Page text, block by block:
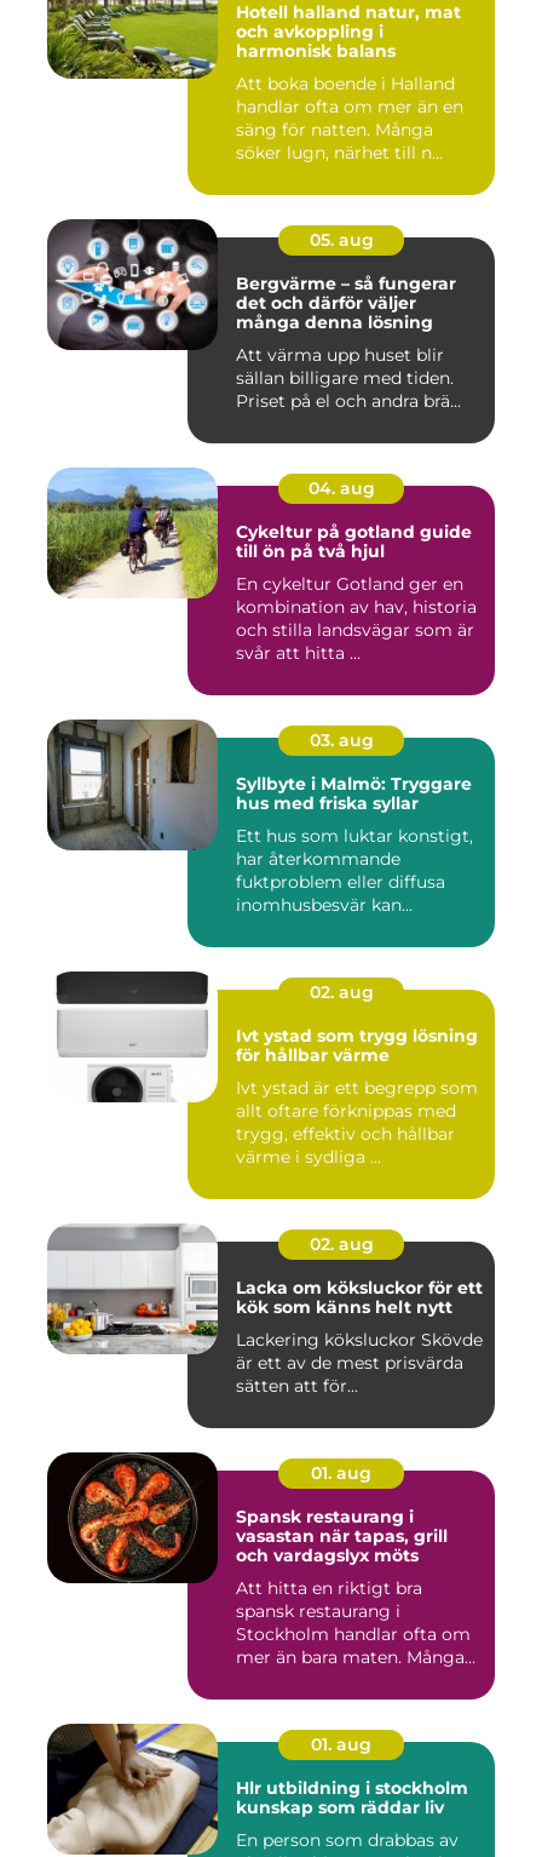
Hotell halland natur, mat
och avkoppling i
harmonisk balans
Att boka boende i Halland
handlar ofta om mer än en
säng för natten. Många
söker lugn, närhet till n...
05. aug
Bergvärme – så fungerar
det och därför väljer
många denna lösning
Att värma upp huset blir
sällan billigare med tiden.
Priset på el och andra brä...
04. aug
Cykeltur på gotland guide
till ön på två hjul
En cykeltur Gotland ger en
kombination av hav, historia
och stilla landsvägar som är
svår att hitta ...
03. aug
Syllbyte i Malmö: Tryggare
hus med friska syllar
Ett hus som luktar konstigt,
har återkommande
fuktproblem eller diffusa
inomhusbesvär kan...
02. aug
Ivt ystad som trygg lösning
för hållbar värme
Ivt ystad är ett begrepp som
allt oftare förknippas med
trygg, effektiv och hållbar
värme i sydliga ...
02. aug
Lacka om köksluckor för ett
kök som känns helt nytt
Lackering köksluckor Skövde
är ett av de mest prisvärda
sätten att för...
01. aug
Spansk restaurang i
vasastan när tapas, grill
och vardagslyx möts
Att hitta en riktigt bra
spansk restaurang i
Stockholm handlar ofta om
mer än bara maten. Många
01. aug
Hlr utbildning i stockholm
kunskap som räddar liv
En person som drabbas av